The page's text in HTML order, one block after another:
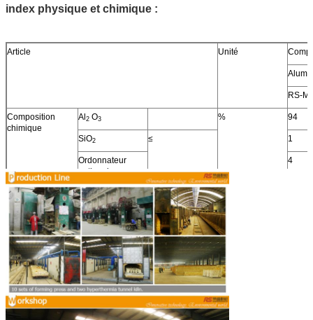
index physique et chimique :
Article Unité
RS-M
Composition
chimique
Al2 O3 % 94
SiO2 ≤ 1
Ordonnateur
national2
4
CristallographiqueUn-Al2O3
BAL 2O 3
Phase vitreuse